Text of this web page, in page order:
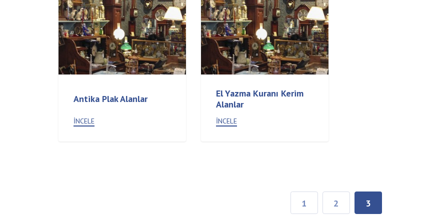
Antika Plak Alanlar
İNCELE
El Yazma Kuranı Kerim
Alanlar
İNCELE
1 2 3
(current)